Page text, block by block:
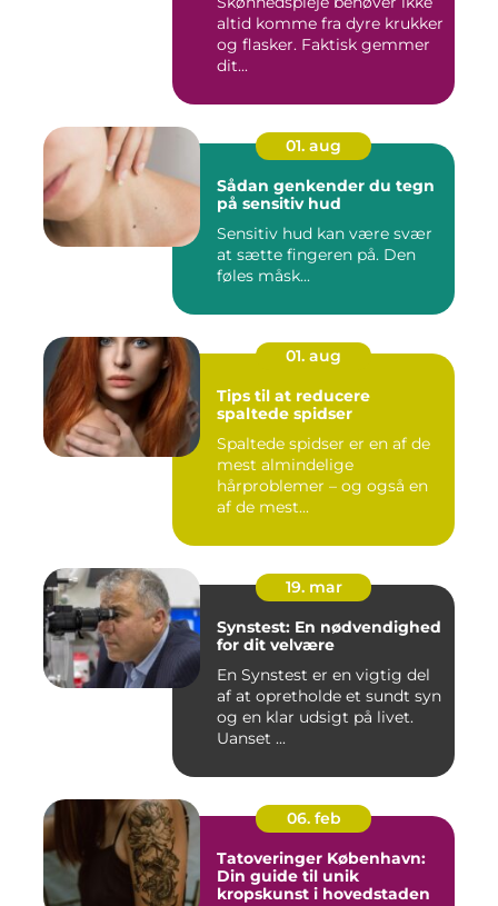
altid komme fra dyre krukker
og flasker. Faktisk gemmer
dit...
01. aug
Sådan genkender du tegn
på sensitiv hud
Sensitiv hud kan være svær
at sætte fingeren på. Den
føles måsk...
01. aug
Tips til at reducere
spaltede spidser
Spaltede spidser er en af de
mest almindelige
hårproblemer – og også en
af de mest...
19. mar
Synstest: En nødvendighed
for dit velvære
En Synstest er en vigtig del
af at opretholde et sundt syn
og en klar udsigt på livet.
Uanset ...
06. feb
Tatoveringer København:
Din guide til unik
kropskunst i hovedstaden